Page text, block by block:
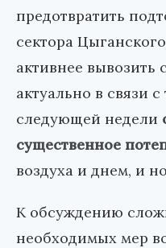
предотвратить
сектора
активнее вывозить
актуально в связи
следующей недели
существенное
воздуха и днем, и
К обсуждению
необходимых мер